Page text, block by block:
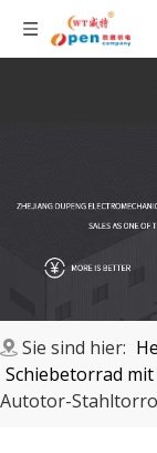
Sie sind hier:
Schiebetorrad
Autotor-